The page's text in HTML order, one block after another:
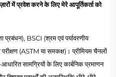
में प्रवेश करने के लिए मेरे आपूर्तिकर्ता को
BSCI (श्रम एवं पर्यावरणीय
(ASTM या समकक्ष)। प्रीमियम चैनलों
सामग्रियों के लिए कार्बनिक प्रमाणन